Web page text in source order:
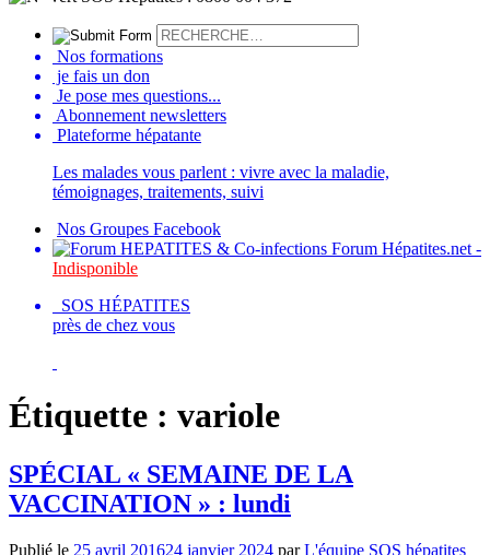
Nos formations
je fais un don
Je pose mes questions...
Abonnement newsletters
Plateforme hépatante
Les malades vous parlent : vivre avec la maladie,
témoignages, traitements, suivi
Nos Groupes Facebook
Forum Hépatites.net -
Indisponible
SOS HÉPATITES
près de chez vous
Étiquette : variole
SPÉCIAL « SEMAINE DE LA
VACCINATION » : lundi
Publié le 25 avril 201624 janvier 2024 parL'équipe SOS hépatites